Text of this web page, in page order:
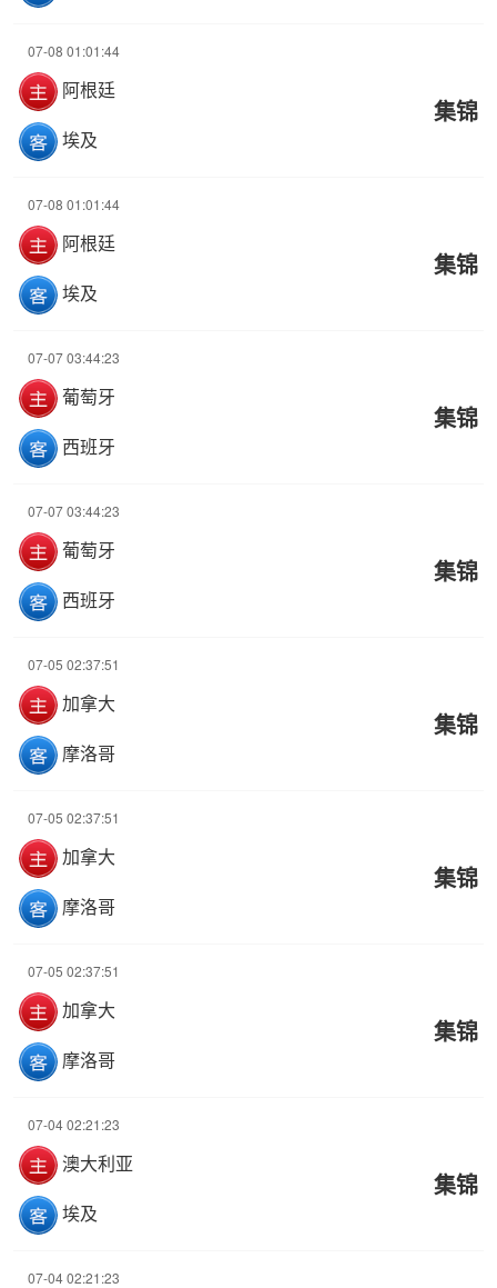
07-08 01:01:44
阿根廷
埃及
集锦
07-08 01:01:44
阿根廷
埃及
集锦
07-07 03:44:23
葡萄牙
西班牙
集锦
07-07 03:44:23
葡萄牙
西班牙
集锦
07-05 02:37:51
加拿大
摩洛哥
集锦
07-05 02:37:51
加拿大
摩洛哥
集锦
07-05 02:37:51
加拿大
摩洛哥
集锦
07-04 02:21:23
澳大利亚
埃及
集锦
07-04 02:21:23